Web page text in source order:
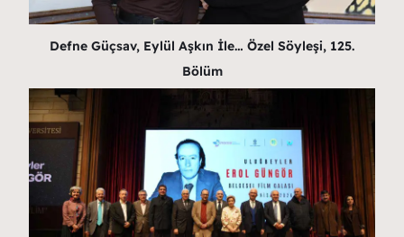
Defne Güçsav, Eylül Aşkın İle… Özel Söyleşi, 125.
Bölüm